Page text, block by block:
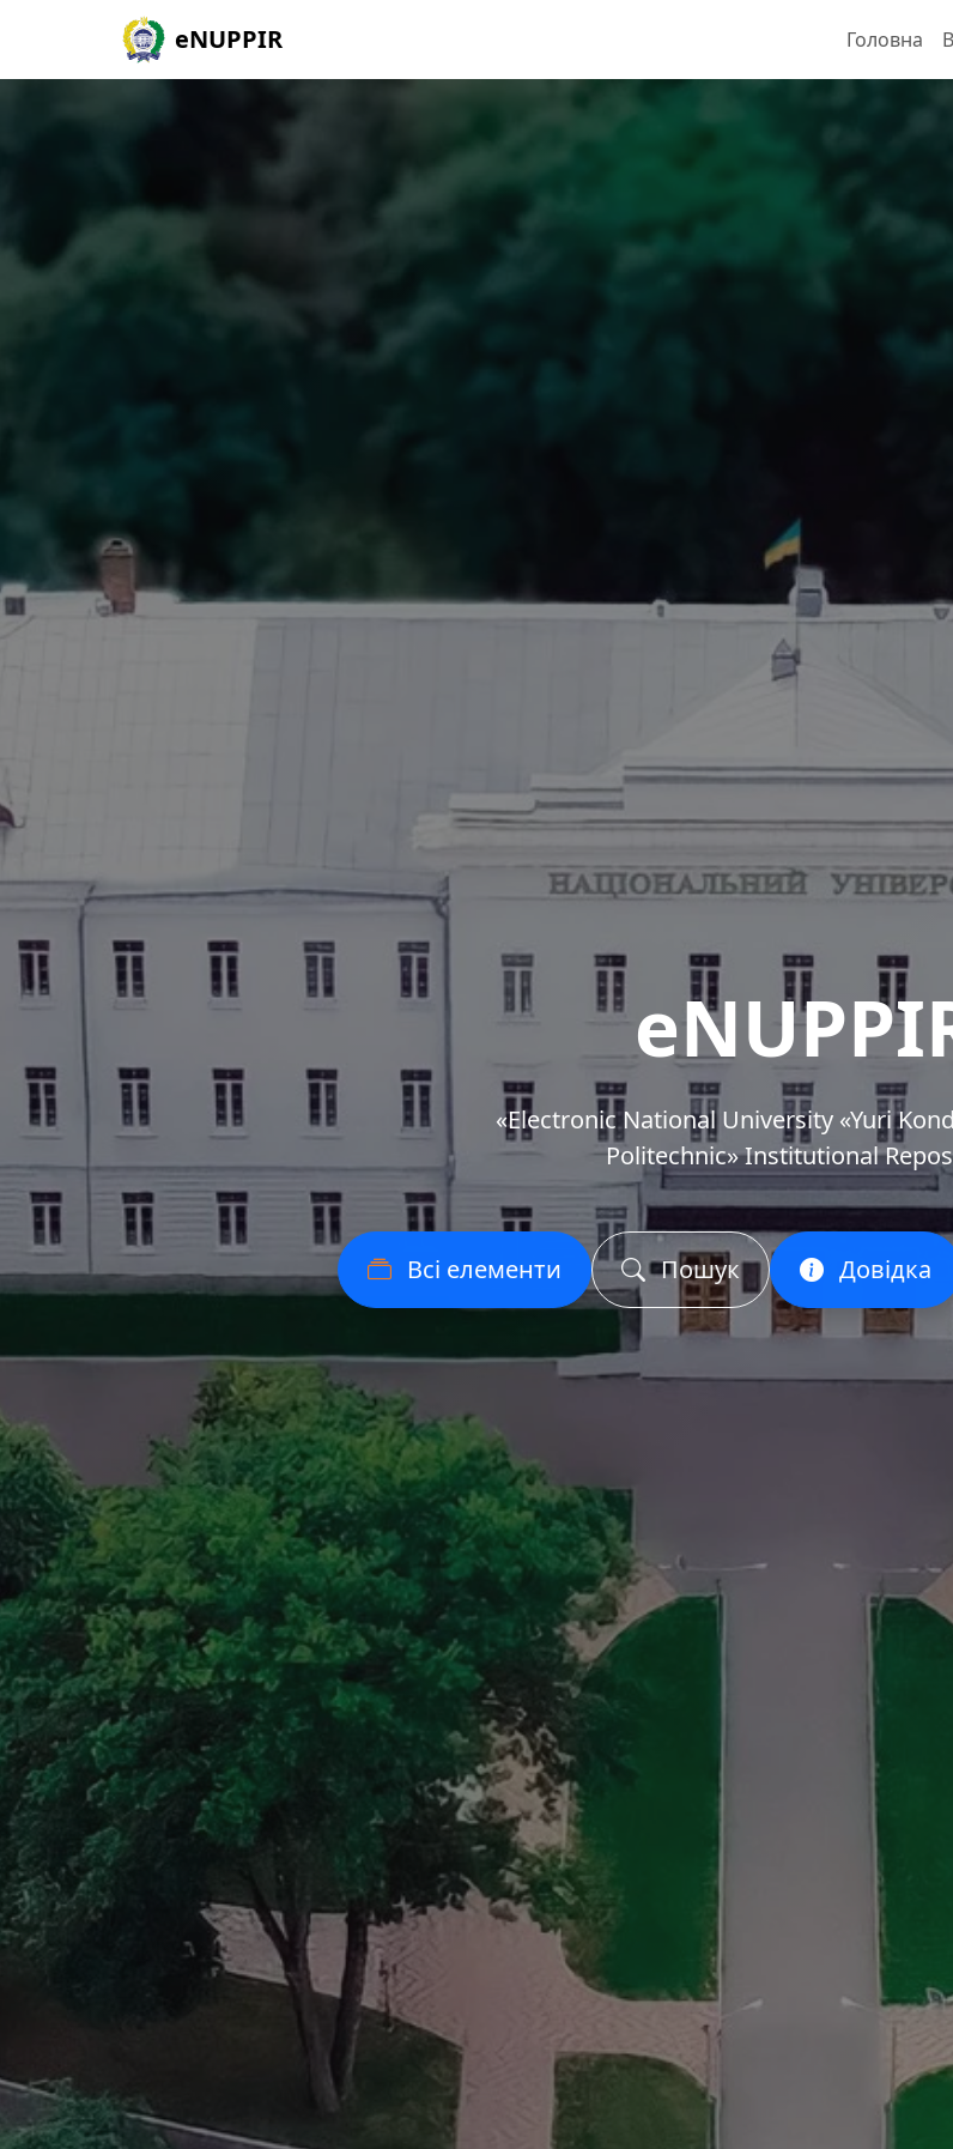
eNUPPIR Головна
«Еlectronic National University «Yuri
Politechnic» Institutional
Всі елементи Пошук Довідка